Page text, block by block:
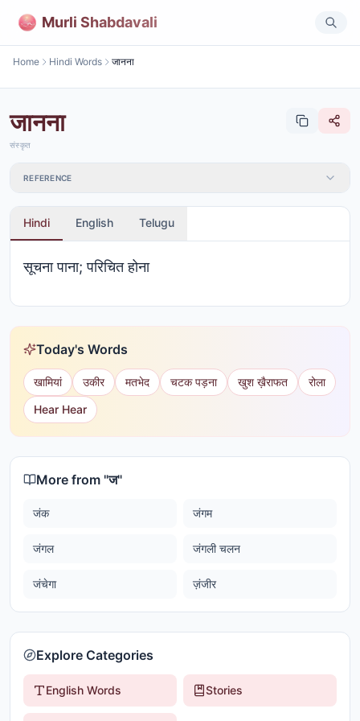
Murli Shabdavali
Home Hindi Words जानना
जानना
संस्कृत
REFERENCE
Hindi English Telugu
सूचना पाना; परिचित होना
Today's Words
खामियां उकीर मतभेद चटक पड़ना खुश ख़ैराफत
रोला
Hear Hear
More from "ज"
जंक जंगम
जंगल जंगली चलन
जंचेगा ज़ंजीर
Explore Categories
English Words Stories